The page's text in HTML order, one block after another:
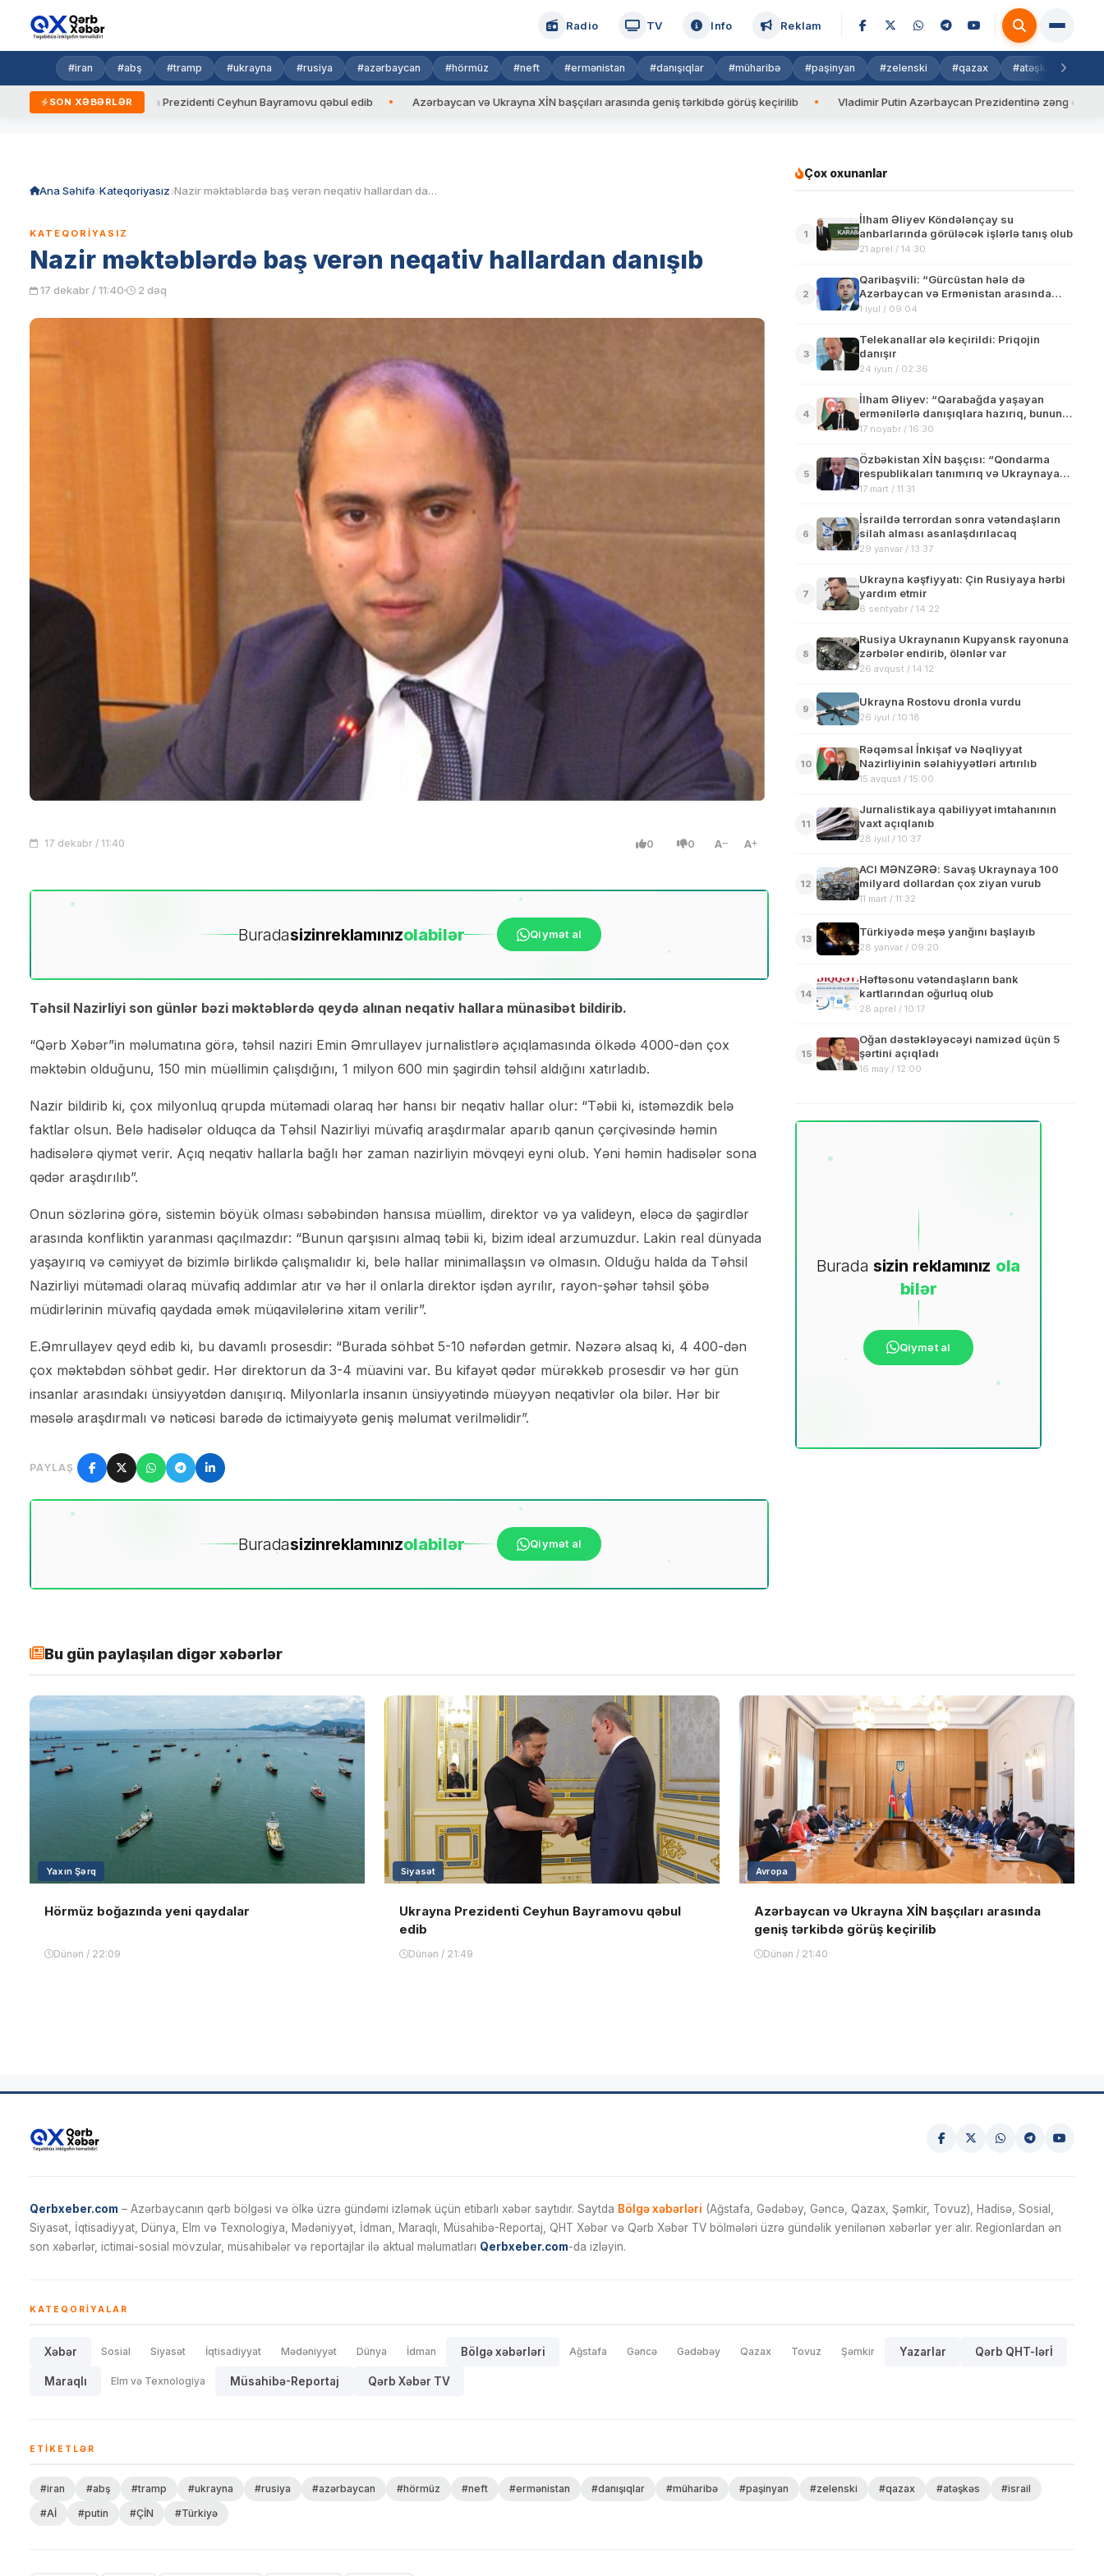
Radio TV Info Reklam
#iran #abş #tramp #ukrayna #rusiya #azərbaycan #hörmüz #neft #ermənistan #danışıqlar #müharibə #paşinyan #zelenski #qazax #atəşkəs
SON XƏBƏRLƏR
Ukrayna Prezidenti Ceyhun Bayramovu qəbul edib Azərbaycan və Ukrayna XİN başçıları arasında geniş tərkibdə görüş keçirilib Vladimir Putin Azərbaycan Prezidentinə zəng edib
Ana Səhifə Kateqoriyasız Nazir məktəblərdə baş verən neqativ hallardan danışıb
KATEQORIYASIZ
Nazir məktəblərdə baş verən neqativ hallardan danışıb
17 dekabr / 11:40 2 dəq
17 dekabr / 11:40 0 0 A A
Buradasizinreklamınızolabilər Qiymət al
Təhsil Nazirliyi son günlər bəzi məktəblərdə qeydə alınan neqativ hallara münasibət bildirib.
“Qərb Xəbər”in məlumatına görə, təhsil naziri Emin Əmrullayev jurnalistlərə açıqlamasında ölkədə 4000-dən çox
məktəbin olduğunu, 150 min müəllimin çalışdığını, 1 milyon 600 min şagirdin təhsil aldığını xatırladıb.
Nazir bildirib ki, çox milyonluq qrupda mütəmadi olaraq hər hansı bir neqativ hallar olur: “Təbii ki, istəməzdik belə
faktlar olsun. Belə hadisələr olduqca da Təhsil Nazirliyi müvafiq araşdırmalar aparıb qanun çərçivəsində həmin
hadisələrə qiymət verir. Açıq neqativ hallarla bağlı hər zaman nazirliyin mövqeyi eyni olub. Yəni həmin hadisələr sona
qədər araşdırılıb”.
Onun sözlərinə görə, sistemin böyük olması səbəbindən hansısa müəllim, direktor və ya valideyn, eləcə də şagirdlər
arasında konfliktin yaranması qaçılmazdır: “Bunun qarşısını almaq təbii ki, bizim ideal arzumuzdur. Lakin real dünyada
yaşayırıq və cəmiyyət də bizimlə birlikdə çalışmalıdır ki, belə hallar minimallaşsın və olmasın. Olduğu halda da Təhsil
Nazirliyi mütəmadi olaraq müvafiq addımlar atır və hər il onlarla direktor işdən ayrılır, rayon-şəhər təhsil şöbə
müdirlərinin müvafiq qaydada əmək müqavilələrinə xitam verilir”.
E.Əmrullayev qeyd edib ki, bu davamlı prosesdir: “Burada söhbət 5-10 nəfərdən getmir. Nəzərə alsaq ki, 4 400-dən
çox məktəbdən söhbət gedir. Hər direktorun da 3-4 müavini var. Bu kifayət qədər mürəkkəb prosesdir və hər gün
insanlar arasındakı ünsiyyətdən danışırıq. Milyonlarla insanın ünsiyyətində müəyyən neqativlər ola bilər. Hər bir
məsələ araşdırmalı və nəticəsi barədə də ictimaiyyətə geniş məlumat verilməlidir”.
PAYLAŞ
Buradasizinreklamınızolabilər Qiymət al
Çox oxunanlar
1
İlham Əliyev Köndələnçay su
anbarlarında görüləcək işlərlə tanış olub
21 aprel / 14:30
2
Qaribaşvili: “Gürcüstan hələ də
Azərbaycan və Ermənistan arasında
vasitəçi olmağa hazırdır”
1 iyul / 09:04
3
Telekanallar ələ keçirildi: Priqojin
danışır
24 iyun / 02:36
4
İlham Əliyev: “Qarabağda yaşayan
ermənilərlə danışıqlara hazırıq, bunun
Paşinyana aidiyyəti yoxdur”
17 noyabr / 16:30
5
Özbəkistan XİN başçısı: “Qondarma
respublikaları tanımırıq və Ukraynaya
dəstəyi davam etdirəcəyik”
17 mart / 11:31
6
İsraildə terrordan sonra vətəndaşların
silah alması asanlaşdırılacaq
29 yanvar / 13:37
7
Ukrayna kəşfiyyatı: Çin Rusiyaya hərbi
yardım etmir
6 sentyabr / 14:22
8
Rusiya Ukraynanın Kupyansk rayonuna
zərbələr endirib, ölənlər var
26 avqust / 14:12
9
Ukrayna Rostovu dronla vurdu
26 iyul / 10:18
10
Rəqəmsal İnkişaf və Nəqliyyat
Nazirliyinin səlahiyyətləri artırılıb
15 avqust / 15:00
11
Jurnalistikaya qabiliyyət imtahanının
vaxt açıqlanıb
28 iyul / 10:37
12
ACI MƏNZƏRƏ: Savaş Ukraynaya 100
milyard dollardan çox ziyan vurub
11 mart / 11:32
13
Türkiyədə meşə yanğını başlayıb
28 yanvar / 09:20
14
Həftəsonu vətəndaşların bank
kartlarından oğurluq olub
28 aprel / 10:17
15
Oğan dəstəkləyəcəyi namizəd üçün 5
şərtini açıqladı
16 may / 12:00
Burada sizin reklamınız ola
bilər
Qiymət al
Bu gün paylaşılan digər xəbərlər
Yaxın Şərq
Hörmüz boğazında yeni qaydalar
Dünən / 22:09
Siyasət
Ukrayna Prezidenti Ceyhun Bayramovu qəbul
edib
Dünən / 21:49
Avropa
Azərbaycan və Ukrayna XİN başçıları arasında
geniş tərkibdə görüş keçirilib
Dünən / 21:40
Qerbxeber.com – Azərbaycanın qərb bölgəsi və ölkə üzrə gündəmi izləmək üçün etibarlı xəbər saytıdır. Saytda Bölgə xəbərləri (Ağstafa, Gədəbəy, Gəncə, Qazax, Şəmkir, Tovuz), Hadisə, Sosial,
Siyasət, İqtisadiyyat, Dünya, Elm və Texnologiya, Mədəniyyət, İdman, Maraqlı, Müsahibə-Reportaj, QHT Xəbər və Qərb Xəbər TV bölmələri üzrə gündəlik yenilənən xəbərlər yer alır. Regionlardan ən
son xəbərlər, ictimai-sosial mövzular, müsahibələr və reportajlar ilə aktual məlumatları Qerbxeber.com-da izləyin.
KATEQORIYALAR
Xəbər Sosial Siyasət İqtisadiyyat Mədəniyyət Dünya İdman Bölgə xəbərləri Ağstafa Gəncə Gədəbəy Qazax Tovuz Şəmkir Yazarlar Qərb QHT-lərİ
Maraqlı Elm və Texnologiya Müsahibə-Reportaj Qərb Xəbər TV
ETIKETLƏR
#iran #abş #tramp #ukrayna #rusiya #azərbaycan #hörmüz #neft #ermənistan #danışıqlar #müharibə #paşinyan #zelenski #qazax #atəşkəs
#israil
#Aİ
#putin #ÇİN #Türkiyə